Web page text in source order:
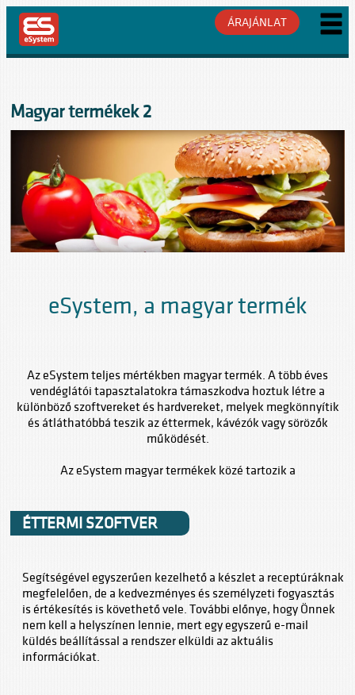
ÁRAJÁNLAT
Magyar termékek 2
eSystem, a magyar termék
Az eSystem teljes mértékben magyar termék. A több éves
vendéglátói tapasztalatokra támaszkodva hoztuk létre a
különböző szoftvereket és hardvereket, melyek megkönnyítik
és átláthatóbbá teszik az éttermek, kávézók vagy sörözők
működését.
Az eSystem magyar termékek közé tartozik a
ÉTTERMI SZOFTVER
Segítségével egyszerűen kezelhető a készlet a receptúráknak
megfelelően, de a kedvezményes és személyzeti fogyasztás
is értékesítés is követhető vele. További előnye, hogy Önnek
nem kell a helyszínen lennie, mert egy egyszerű e-mail
küldés beállítással a rendszer elküldi az aktuális
információkat.